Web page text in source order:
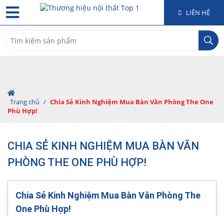
LIÊN HỆ
for:
Trang chủ / Chia Sẻ Kinh Nghiệm Mua Bàn Văn Phòng The One
Phù Hợp!
CHIA SẺ KINH NGHIỆM MUA BÀN VĂN
PHÒNG THE ONE PHÙ HỢP!
Chia Sẻ Kinh Nghiệm Mua Bàn Văn Phòng The
One Phù Hợp!